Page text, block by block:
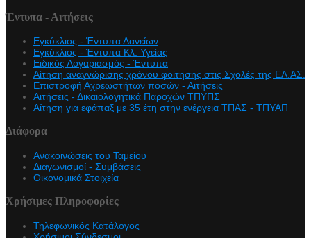
Έντυπα - Αιτήσεις
Εγκύκλιος - Έντυπα Δανείων
Εγκύκλιος - Έντυπα Κλ. Υγείας
Eιδικός Λογαριασμός - Έντυπα
Αίτηση αναγνώρισης χρόνου φοίτησης στις Σχολές της ΕΛ.ΑΣ.
Επιστροφή Αχρεωστήτων ποσών - Αιτήσεις
Αιτήσεις - Δικαιολογητικά Παροχών ΤΠΥΠΣ
Αίτηση για εφάπαξ με 35 έτη στην ενέργεια ΤΠΑΣ - ΤΠΥΑΠ
Διάφορα
Ανακοινώσεις του Ταμείου
Διαγωνισμοί - Συμβάσεις
Οικονομικά Στοιχεία
Χρήσιμες Πληροφορίες
Τηλεφωνικός Κατάλογος